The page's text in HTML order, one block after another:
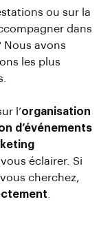
ou sur la
dans
Nous avons
les plus
l’organisation
d’événements
éclairer. Si
cherchez,